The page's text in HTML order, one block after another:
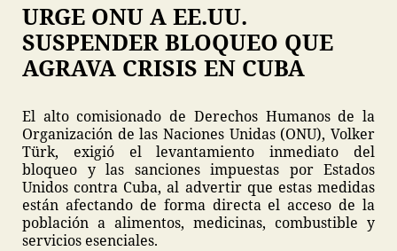
URGE ONU A EE.UU.
SUSPENDER BLOQUEO QUE
AGRAVA CRISIS EN CUBA
El alto comisionado de Derechos Humanos de la
Organización de las Naciones Unidas (ONU), Volker
Türk, exigió el levantamiento inmediato del
bloqueo y las sanciones impuestas por Estados
Unidos contra Cuba, al advertir que estas medidas
están afectando de forma directa el acceso de la
población a alimentos, medicinas, combustible y
servicios esenciales.